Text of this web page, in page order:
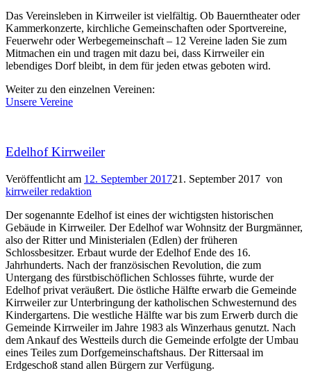
Das Vereinsleben in Kirrweiler ist vielfältig. Ob Bauerntheater oder
Kammerkonzerte, kirchliche Gemeinschaften oder Sportvereine,
Feuerwehr oder Werbegemeinschaft – 12 Vereine laden Sie zum
Mitmachen ein und tragen mit dazu bei, dass Kirrweiler ein
lebendiges Dorf bleibt, in dem für jeden etwas geboten wird.
Weiter zu den einzelnen Vereinen:
Unsere Vereine
Edelhof Kirrweiler
Veröffentlicht am 12. September 201721. September 2017 von
kirrweiler redaktion
Der sogenannte Edelhof ist eines der wichtigsten historischen
Gebäude in Kirrweiler. Der Edelhof war Wohnsitz der Burgmänner,
also der Ritter und Ministerialen (Edlen) der früheren
Schlossbesitzer. Erbaut wurde der Edelhof Ende des 16.
Jahrhunderts. Nach der französischen Revolution, die zum
Untergang des fürstbischöflichen Schlosses führte, wurde der
Edelhof privat veräußert. Die östliche Hälfte erwarb die Gemeinde
Kirrweiler zur Unterbringung der katholischen Schwesternund des
Kindergartens. Die westliche Hälfte war bis zum Erwerb durch die
Gemeinde Kirrweiler im Jahre 1983 als Winzerhaus genutzt. Nach
dem Ankauf des Westteils durch die Gemeinde erfolgte der Umbau
eines Teiles zum Dorfgemeinschaftshaus. Der Rittersaal im
Erdgeschoß stand allen Bürgern zur Verfügung.